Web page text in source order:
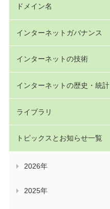
ドメイン名
インターネットガバナンス
インターネットの技術
インターネットの歴史・統計
ライブラリ
トピックスとお知らせ一覧
2026年
2025年